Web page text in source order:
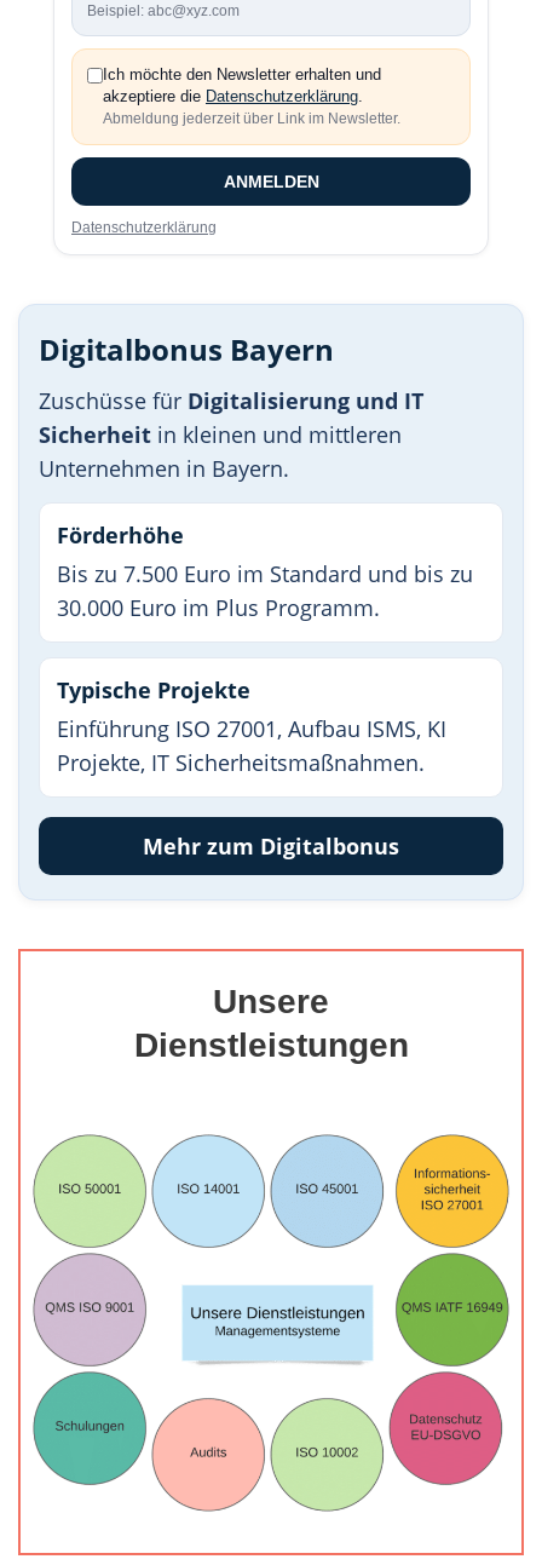
Beispiel: abc@xyz.com
Ich möchte den Newsletter erhalten und
akzeptiere die Datenschutzerklärung.
Abmeldung jederzeit über Link im Newsletter.
ANMELDEN
Datenschutzerklärung
Digitalbonus Bayern
Zuschüsse für Digitalisierung und IT
Sicherheit in kleinen und mittleren
Unternehmen in Bayern.
Förderhöhe
Bis zu 7.500 Euro im Standard und bis zu
30.000 Euro im Plus Programm.
Typische Projekte
Einführung ISO 27001, Aufbau ISMS, KI
Projekte, IT Sicherheitsmaßnahmen.
Mehr zum Digitalbonus
Unsere
Dienstleistungen